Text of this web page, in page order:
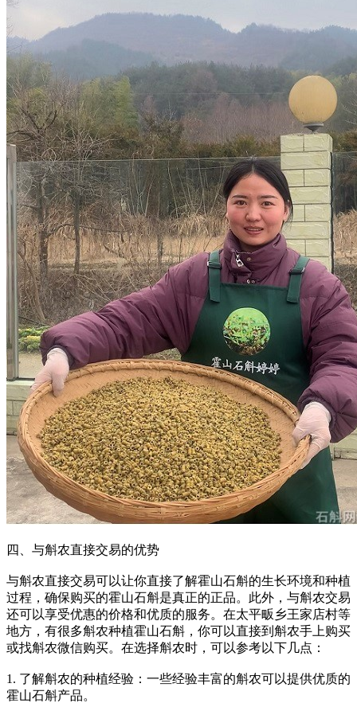
四、与斛农直接交易的优势
与斛农直接交易可以让你直接了解霍山石斛的生长环境和种植
过程，确保购买的霍山石斛是真正的正品。此外，与斛农交易
还可以享受优惠的价格和优质的服务。在太平畈乡王家店村等
地方，有很多斛农种植霍山石斛，你可以直接到斛农手上购买
或找斛农微信购买。在选择斛农时，可以参考以下几点：
1. 了解斛农的种植经验：一些经验丰富的斛农可以提供优质的
霍山石斛产品。